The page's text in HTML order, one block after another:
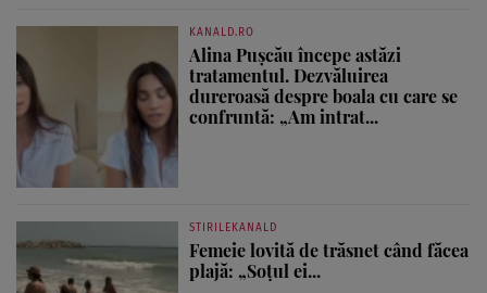
KANALD.RO
Alina Pușcău începe astăzi
tratamentul. Dezvăluirea
dureroasă despre boala cu care se
confruntă: „Am intrat...
STIRILEKANALD
Femeie lovită de trăsnet când făcea
plajă: „Soțul ei...